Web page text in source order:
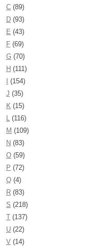
C (89)
D (93)
E (43)
F (69)
G (70)
H (111)
(154)
J (35)
K (15)
(116)
M (109)
N (83)
O (59)
P (72)
Q (4)
R (83)
S (218)
T (137)
U (22)
V (14)